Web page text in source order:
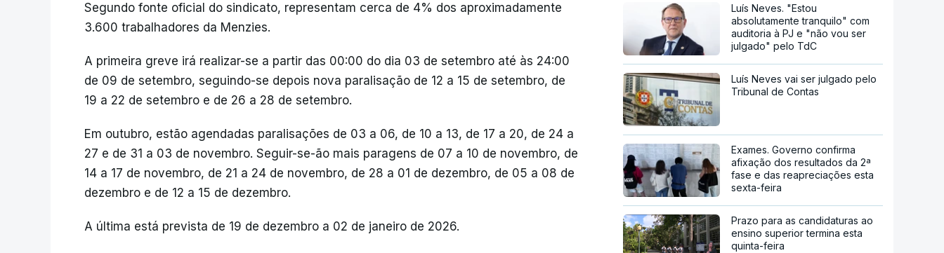
Segundo fonte oficial do sindicato, representam cerca de 4% dos aproximadamente
3.600 trabalhadores da Menzies.
A primeira greve irá realizar-se a partir das 00:00 do dia 03 de setembro até às 24:00
de 09 de setembro, seguindo-se depois nova paralisação de 12 a 15 de setembro, de
19 a 22 de setembro e de 26 a 28 de setembro.
Em outubro, estão agendadas paralisações de 03 a 06, de 10 a 13, de 17 a 20, de 24 a
27 e de 31 a 03 de novembro. Seguir-se-ão mais paragens de 07 a 10 de novembro, de
14 a 17 de novembro, de 21 a 24 de novembro, de 28 a 01 de dezembro, de 05 a 08 de
dezembro e de 12 a 15 de dezembro.
A última está prevista de 19 de dezembro a 02 de janeiro de 2026.
Luís Neves. "Estou
absolutamente tranquilo" com
auditoria à PJ e "não vou ser
julgado" pelo TdC
Luís Neves vai ser julgado pelo
Tribunal de Contas
Exames. Governo confirma
afixação dos resultados da 2ª
fase e das reapreciações esta
sexta-feira
Prazo para as candidaturas ao
ensino superior termina esta
quinta-feira